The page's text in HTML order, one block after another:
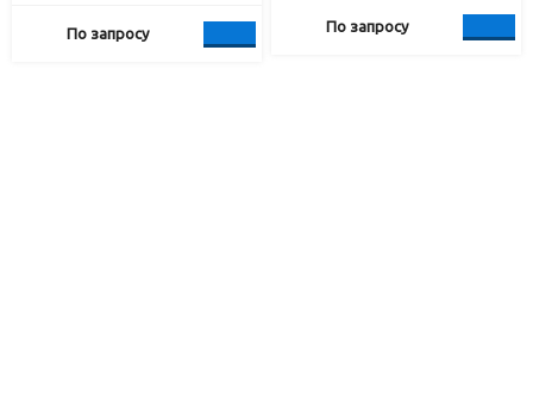
По запросу По запросу